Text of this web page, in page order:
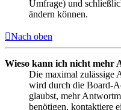
Umfrage) und
ändern können.
Nach oben
Wieso kann ich nicht mehr
Die maximal zulässige
wird durch die Board-
glaubst, mehr
benötigen, kontaktiere